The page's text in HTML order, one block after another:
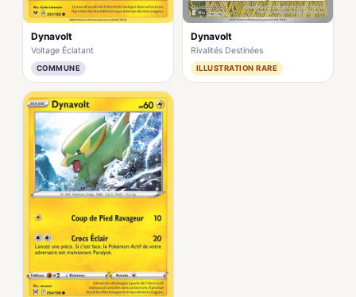
Dynavolt
Voltage Éclatant
COMMUNE
Dynavolt
Rivalités Destinées
ILLUSTRATION RARE